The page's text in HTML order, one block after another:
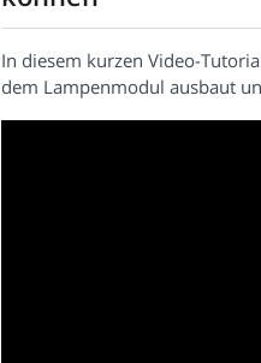
In diesem kurzen Video-
dem Lampenmodul ausbaut